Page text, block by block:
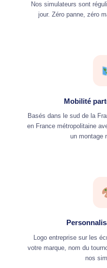
Nos simulateurs sont
jour. Zéro panne, zéro
Mobilité
Basés dans le sud de la
en France métropolitaine
un montage
Logo entreprise sur les
votre marque, nom du
nos